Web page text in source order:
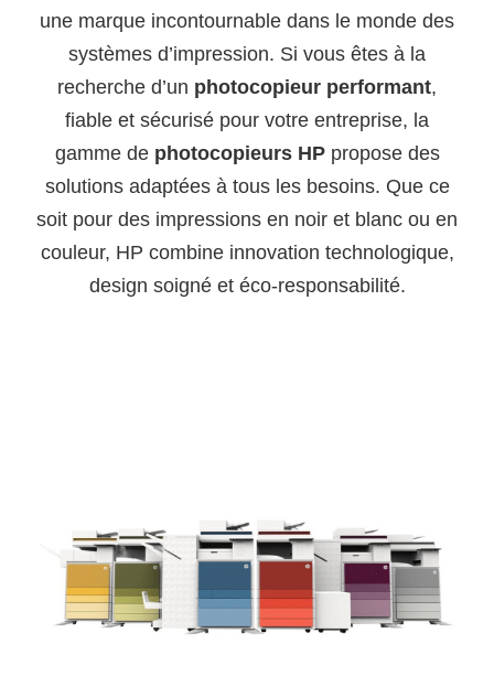
une marque incontournable dans le monde des
systèmes d’impression. Si vous êtes à la
recherche d’un photocopieur performant,
fiable et sécurisé pour votre entreprise, la
gamme de photocopieurs HPpropose des
solutions adaptées à tous les besoins. Que ce
soit pour des impressions en noir et blanc ou en
couleur, HP combine innovation technologique,
design soigné et éco-responsabilité.